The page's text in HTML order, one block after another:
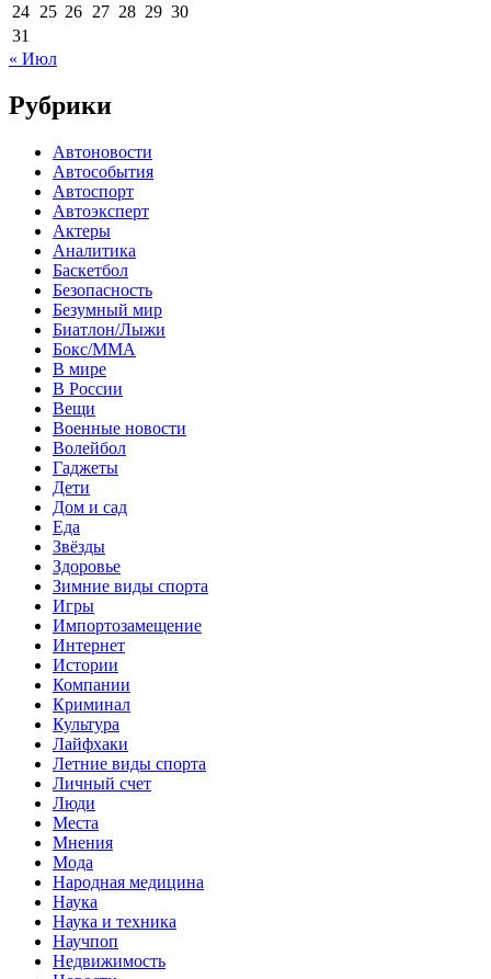
24 25 26 27 28 29 30
31
« Июл
Рубрики
Автоновости
Автособытия
Автоспорт
Автоэксперт
Актеры
Аналитика
Баскетбол
Безопасность
Безумный мир
Биатлон/Лыжи
Бокс/MMA
В мире
В России
Вещи
Военные новости
Волейбол
Гаджеты
Дети
Дом и сад
Еда
Звёзды
Здоровье
Зимние виды спорта
Игры
Импортозамещение
Интернет
Истории
Компании
Криминал
Культура
Лайфхаки
Летние виды спорта
Личный счет
Люди
Места
Мнения
Мода
Народная медицина
Наука
Наука и техника
Научпоп
Недвижимость